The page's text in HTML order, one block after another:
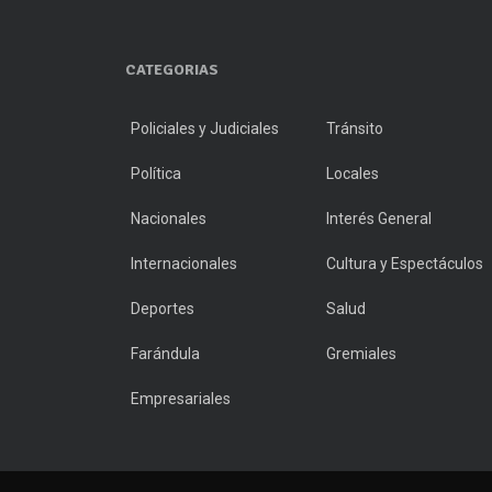
CATEGORIAS
Policiales y Judiciales Tránsito
Política Locales
Nacionales Interés General
Internacionales Cultura y Espectáculos
Deportes Salud
Farándula Gremiales
Empresariales